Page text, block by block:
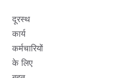
दूरस्थ
कार्य
कर्मचारियों
के लिए